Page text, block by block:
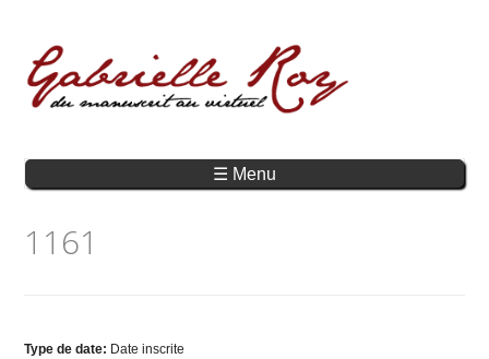
☰ Menu
1161
Type de date: Date inscrite